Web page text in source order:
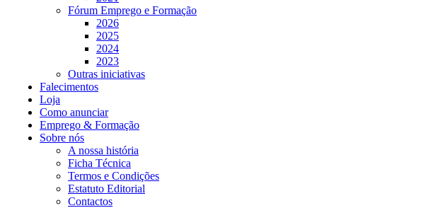
Fórum Emprego e Formação
2026
2025
2024
2023
Outras iniciativas
Falecimentos
Loja
Como anunciar
Emprego & Formação
Sobre nós
A nossa história
Ficha Técnica
Termos e Condições
Estatuto Editorial
Contactos